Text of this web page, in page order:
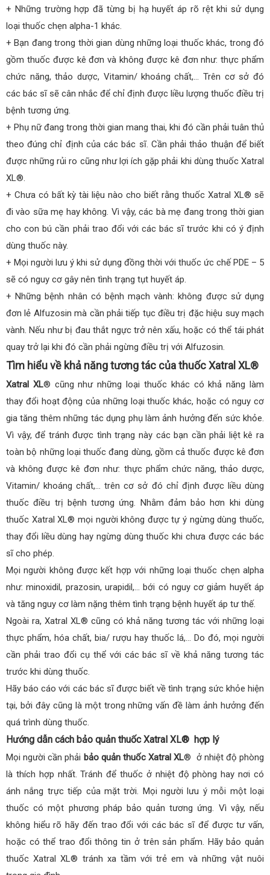
+ Những trường hợp đã từng bị hạ huyết áp rõ rệt khi sử dụng
loại thuốc chẹn alpha-1 khác.
+ Bạn đang trong thời gian dùng những loại thuốc khác, trong đó
gồm thuốc được kê đơn và không được kê đơn như: thực phẩm
chức năng, thảo dược, Vitamin/ khoáng chất,… Trên cơ sở đó
các bác sĩ sẽ cân nhắc để chỉ định được liều lượng thuốc điều trị
bệnh tương ứng.
+ Phụ nữ đang trong thời gian mang thai, khi đó cần phải tuân thủ
theo đúng chỉ định của các bác sĩ. Cần phải thảo thuận để biết
được những rủi ro cũng như lợi ích gặp phải khi dùng thuốc Xatral
XL®.
+ Chưa có bất kỳ tài liệu nào cho biết rằng thuốc Xatral XL® sẽ
đi vào sữa mẹ hay không. Vì vậy, các bà mẹ đang trong thời gian
cho con bú cần phải trao đổi với các bác sĩ trước khi có ý định
dùng thuốc này.
+ Mọi người lưu ý khi sử dụng đồng thời với thuốc ức chế PDE – 5
sẽ có nguy cơ gây nên tình trạng tụt huyết áp.
+ Những bệnh nhân có bệnh mạch vành: không được sử dụng
đơn lẻ Alfuzosin mà cần phải tiếp tục điều trị đặc hiệu suy mạch
vành. Nếu như bị đau thắt ngực trở nên xấu, hoặc có thể tái phát
quay trở lại khi đó cần phải ngừng điều trị với Alfuzosin.
Tìm hiểu về khả năng tương tác của thuốc Xatral XL®
Xatral XL® cũng như những loại thuốc khác có khả năng làm
thay đổi hoạt động của những loại thuốc khác, hoặc có nguy cơ
gia tăng thêm những tác dụng phụ làm ảnh hưởng đến sức khỏe.
Vì vậy, để tránh được tình trạng này các bạn cần phải liệt kê ra
toàn bộ những loại thuốc đang dùng, gồm cả thuốc được kê đơn
và không được kê đơn như: thực phẩm chức năng, thảo dược,
Vitamin/ khoáng chất,… trên cơ sở đó chỉ định được liều dùng
thuốc điều trị bệnh tương ứng. Nhằm đảm bảo hơn khi dùng
thuốc Xatral XL® mọi người không được tự ý ngừng dùng thuốc,
thay đổi liều dùng hay ngừng dùng thuốc khi chưa được các bác
sĩ cho phép.
Mọi người không được kết hợp với những loại thuốc chẹn alpha
như: minoxidil, prazosin, urapidil,… bới có nguy cơ giảm huyết áp
và tăng nguy cơ làm nặng thêm tình trạng bệnh huyết áp tư thế.
Ngoài ra, Xatral XL® cũng có khả năng tương tác với những loại
thực phẩm, hóa chất, bia/ rượu hay thuốc lá,… Do đó, mọi người
cần phải trao đổi cụ thể với các bác sĩ về khả năng tương tác
trước khi dùng thuốc.
Hãy báo cáo với các bác sĩ được biết về tình trạng sức khỏe hiện
tại, bởi đây cũng là một trong những vấn đề làm ảnh hưởng đến
quá trình dùng thuốc.
Hướng dẫn cách bảo quản thuốc Xatral XL® hợp lý
Mọi người cần phải bảo quản thuốc Xatral XL® ở nhiệt độ phòng
là thích hợp nhất. Tránh để thuốc ở nhiệt độ phòng hay nơi có
ánh nắng trực tiếp của mặt trời. Mọi người lưu ý mỗi một loại
thuốc có một phương pháp bảo quản tương ứng. Vì vậy, nếu
không hiểu rõ hãy đến trao đổi với các bác sĩ để được tư vấn,
hoặc có thể trao đổi thông tin ở trên sản phẩm. Hãy bảo quản
thuốc Xatral XL® tránh xa tầm với trẻ em và những vật nuôi